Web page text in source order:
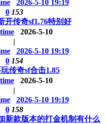
2026-5-10 19:19
0 153
开传奇sf1.76特别好
time
2026-5-10
|
2026-5-10 19:19
0 154
传奇sf合击1.85
time
2026-5-10
|
2026-5-10 19:19
0 158
新款版本的打金机制有什么